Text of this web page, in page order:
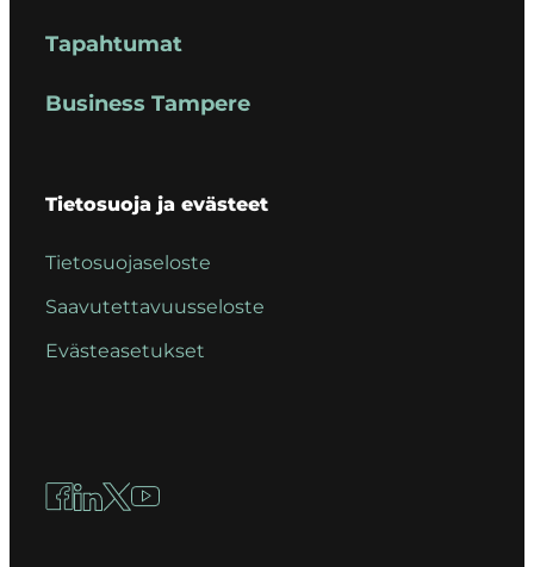
Tapahtumat
Business Tampere
Tietosuoja ja evästeet
Tietosuojaseloste
Saavutettavuusseloste
Evästeasetukset
Facebook
LinkedIn
X YouTube